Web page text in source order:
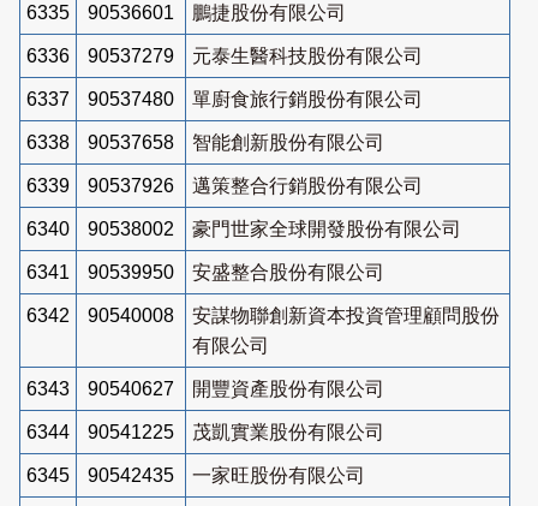
6335 90536601 鵬捷股份有限公司
6336 90537279 元泰生醫科技股份有限公司
6337 90537480 單廚食旅行銷股份有限公司
6338 90537658 智能創新股份有限公司
6339 90537926 邁策整合行銷股份有限公司
6340 90538002 豪門世家全球開發股份有限公司
6341 90539950 安盛整合股份有限公司
6342 90540008
安謀物聯創新資本投資管理顧問股份
有限公司
6343 90540627 開豐資產股份有限公司
6344 90541225 茂凱實業股份有限公司
6345 90542435 一家旺股份有限公司